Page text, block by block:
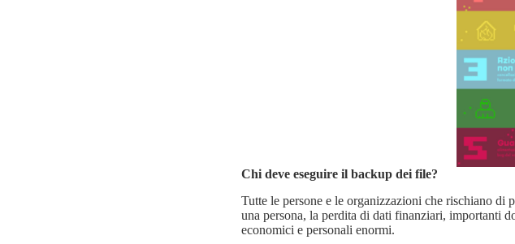
Chi deve eseguire il backup dei file?
Tutte le persone e le organizzazioni che rischiano di
una persona, la perdita di dati finanziari, importanti
economici e personali enormi.